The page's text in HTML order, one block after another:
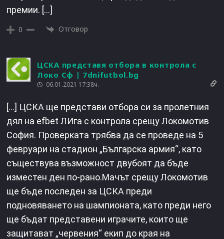
премии. […]
0 Отговор
ЦСКА представя отбора в контрола с
Локо Сф | 7dnifutbol.bg
06.01.2021 17:38ч.
[…] ЦСКА ще представи отбора си за пролетния
дял на efbet ЛИга с контрола срещу Локомотив
София. Проверката трябва да се проведе на 5
февруари на стадион „Българска армия“, като
съществува възможност двубоят да бъде
изместен ден по-рано.Мачът срещу Локомотив
ще бъде последен за ЦСКА преди
подновяването на шампионата, като преди него
ще бъдат представени играчите, които ще
защитават „червения“ екип до края на